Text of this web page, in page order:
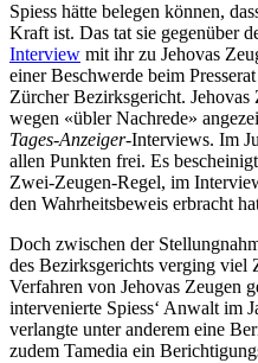
Spiess hätte belegen können,
Kraft ist. Das tat sie gegenüber
Interview mit ihr zu Jehovas
einer Beschwerde beim
Zürcher Bezirksgericht. Jehovas
wegen «übler Nachrede»
Tages-Anzeiger-Interviews. Im
allen Punkten frei. Es
Zwei-Zeugen-Regel, im
den Wahrheitsbeweis erbracht
Doch zwischen der
des Bezirksgerichts verging viel
Verfahren von Jehovas Zeugen
intervenierte Spiess‘ Anwalt im
verlangte unter anderem eine
zudem Tamedia ein